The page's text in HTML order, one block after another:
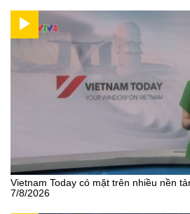
Vietnam Today có mặt trên nhiều nền
7/8/2026